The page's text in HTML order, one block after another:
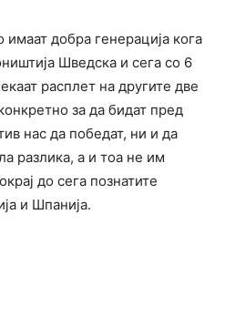
добра генерација кога
Шведска и сега со 6
расплет на другите две
за да бидат пред
нас да победат, ни и да
разлика, а и тоа не им
до сега познатите
и Шпанија.